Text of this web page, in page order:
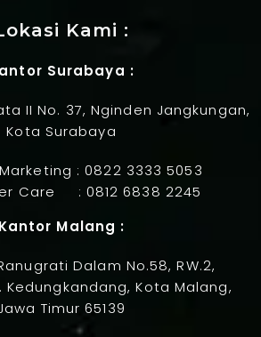
Kami :
Surabaya :
II No. 37, Nginden Jangkungan,
Kota Surabaya
:0822 3333 5053
Care : 0812 6838 2245
Kantor Malang :
Dalam No.58, RW.2,
Kedungkandang, Kota Malang,
Timur 65139